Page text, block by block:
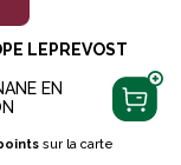
LEPREVOST
EN
sur la carte